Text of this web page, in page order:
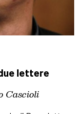
lettere
Cascioli